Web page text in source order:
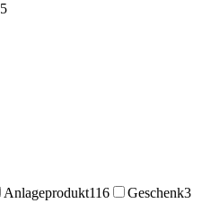
5
Anlageprodukt116 Geschenk3